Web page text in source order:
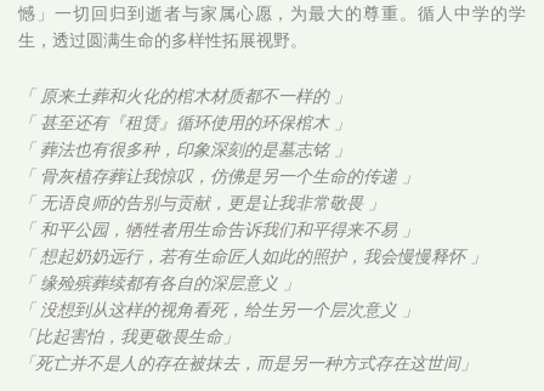
憾」一切回归到逝者与家属心愿，为最大的尊重。循人中学的学
生，透过圆满生命的多样性拓展视野。
「 原来土葬和火化的棺木材质都不一样的 」
「 甚至还有『租赁』循环使用的环保棺木 」
「 葬法也有很多种，印象深刻的是墓志铭 」
「 骨灰植存葬让我惊叹，仿佛是另一个生命的传递 」
「 无语良师的告别与贡献，更是让我非常敬畏 」
「 和平公园，牺牲者用生命告诉我们和平得来不易 」
「 想起奶奶远行，若有生命匠人如此的照护，我会慢慢释怀 」
「 缘殓殡葬续都有各自的深层意义 」
「 没想到从这样的视角看死，给生另一个层次意义 」
「比起害怕，我更敬畏生命」
「死亡并不是人的存在被抹去，而是另一种方式存在这世间」